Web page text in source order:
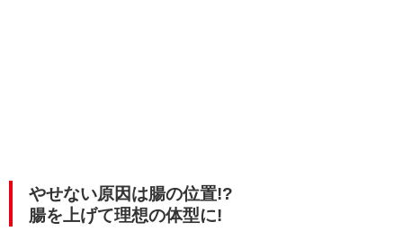
やせない原因は腸の位置!?
腸を上げて理想の体型に!